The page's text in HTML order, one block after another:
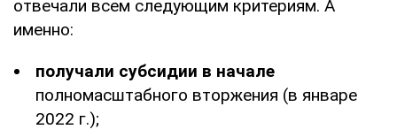
отвечали всем следующим критериям. А
именно:
получали субсидии в начале
полномасштабного вторжения (в январе
2022 г.);